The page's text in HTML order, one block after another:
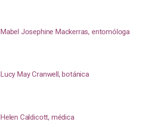
Mabel Josephine Mackerras, entomóloga
Lucy May Cranwell, botánica
Helen Caldicott, médica